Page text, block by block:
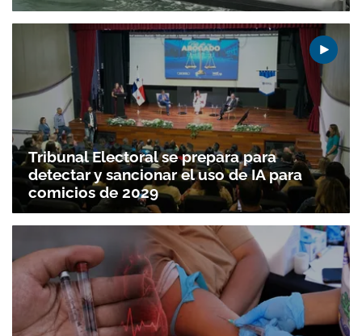
Tribunal Electoral se prepara para
detectar y sancionar el uso de IA para
comicios de 2029